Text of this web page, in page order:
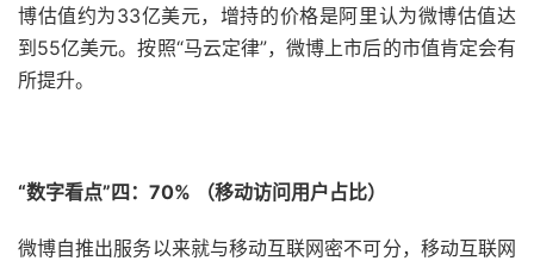
博估值约为33亿美元，增持的价格是阿里认为微博估值达
到55亿美元。按照“马云定律”，微博上市后的市值肯定会有
所提升。
“数字看点”四：70% （移动访问用户占比）
微博自推出服务以来就与移动互联网密不可分，移动互联网